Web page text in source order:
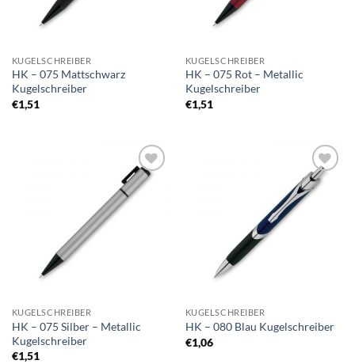
KUGELSCHREIBER
HK – 075 Mattschwarz
Kugelschreiber
€1,51
KUGELSCHREIBER
HK – 075 Rot – Metallic
Kugelschreiber
€1,51
Auf die
Merkliste
KUGELSCHREIBER
HK – 075 Silber – Metallic
Kugelschreiber
€1,51
Auf die
Merkliste
KUGELSCHREIBER
HK – 080 Blau Kugelschreiber
€1,06